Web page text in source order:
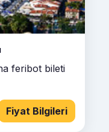
feribot bileti
Fiyat Bilgileri